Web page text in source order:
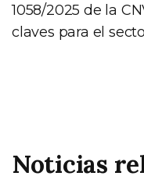
1058/2025 de la
claves para el
Noticias